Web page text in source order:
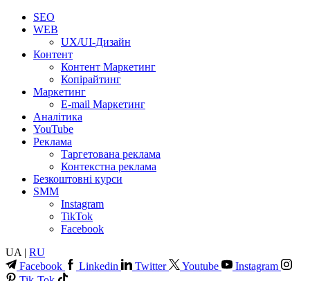
SEO
WEB
UX/UI-Дизайн
Контент
Контент Маркетинг
Копірайтинг
Маркетинг
E-mail Маркетинг
Аналітика
YouTube
Реклама
Таргетована реклама
Контекстна реклама
Безкоштовні курси
SMM
Instagram
TikTok
Facebook
UA | RU
Facebook
Linkedin Twitter Youtube
Instagram